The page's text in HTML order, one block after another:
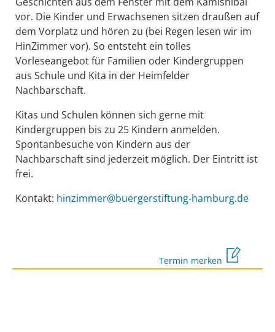
vor. Die Kinder und Erwachsenen sitzen draußen auf
dem Vorplatz und hören zu (bei Regen lesen wir im
HinZimmer vor). So entsteht ein tolles
Vorleseangebot für Familien oder Kindergruppen
aus Schule und Kita in der Heimfelder
Nachbarschaft.
Kitas und Schulen können sich gerne mit
Kindergruppen bis zu 25 Kindern anmelden.
Spontanbesuche von Kindern aus der
Nachbarschaft sind jederzeit möglich. Der Eintritt ist
frei.
Kontakt: hinzimmer@buergerstiftung-hamburg.de
Termin merken